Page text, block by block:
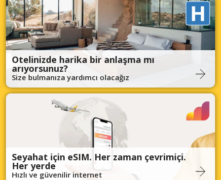
Otelinizde harika bir anlaşma mı
arıyorsunuz?
Size bulmanıza yardımcı olacağız
Seyahat için eSIM. Her zaman çevrimiçi.
Her yerde
Hızlı ve güvenilir internet